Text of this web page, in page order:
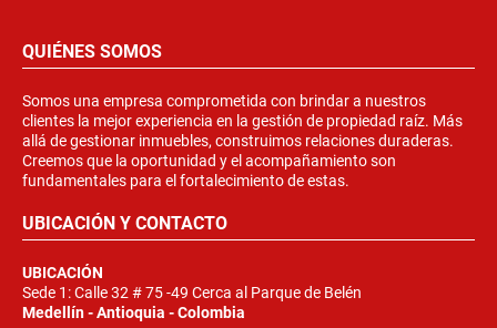
QUIÉNES SOMOS
Somos una empresa comprometida con brindar a nuestros
clientes la mejor experiencia en la gestión de propiedad raíz. Más
allá de gestionar inmuebles, construimos relaciones duraderas.
Creemos que la oportunidad y el acompañamiento son
fundamentales para el fortalecimiento de estas.
UBICACIÓN Y CONTACTO
UBICACIÓN
Sede 1: Calle 32 # 75 -49 Cerca al Parque de Belén
Medellín - Antioquia - Colombia